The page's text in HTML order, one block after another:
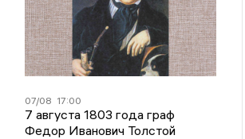
07/08 17:00
7 августа 1803 года граф
Федор Иванович Толстой